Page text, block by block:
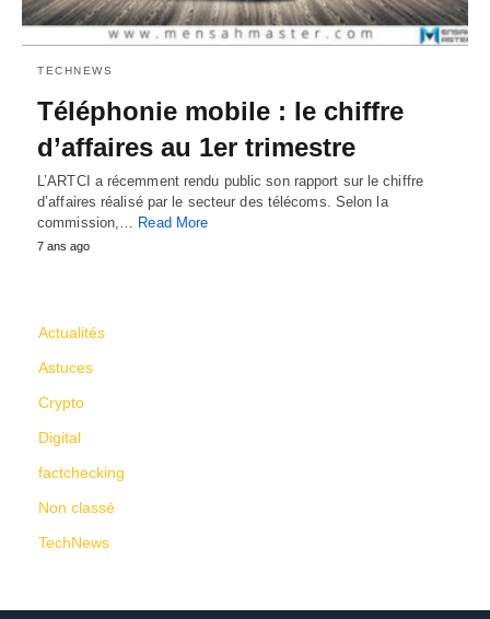
TECHNEWS
Téléphonie mobile : le chiffre
d’affaires au 1er trimestre
L’ARTCI a récemment rendu public son rapport sur le chiffre
d’affaires réalisé par le secteur des télécoms. Selon la
commission,… Read More
7 ans ago
Actualités
Astuces
Crypto
Digital
factchecking
Non classé
TechNews